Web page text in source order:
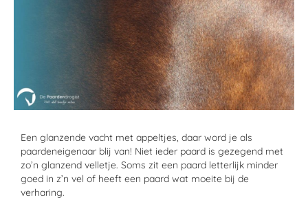
Een glanzende vacht met appeltjes, daar word je als
paardeneigenaar blij van! Niet ieder paard is gezegend met
zo’n glanzend velletje. Soms zit een paard letterlijk minder
goed in z’n vel of heeft een paard wat moeite bij de
verharing.